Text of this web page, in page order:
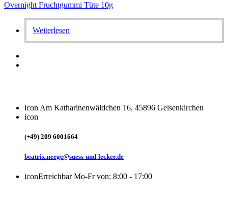
Overnight Fruchtgummi Tüte 10g
Weiterlesen
icon Am Katharinenwäldchen 16, 45896 Gelsenkirchen
icon
(+49) 209 6001664
beatrix.neege@suess-und-lecker.de
iconErreichbar Mo-Fr von: 8:00 - 17:00